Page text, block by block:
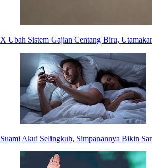
X Ubah Sistem Gajian Centang Biru,
Suami Akui Selingkuh, Simpanannya Bikin